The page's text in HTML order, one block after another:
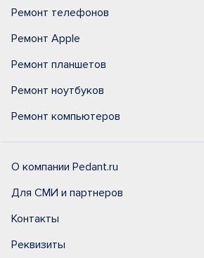
Ремонт телефонов
Ремонт Apple
Ремонт планшетов
Ремонт ноутбуков
Ремонт компьютеров
О компании Pedant.ru
Для СМИ и партнеров
Контакты
Реквизиты